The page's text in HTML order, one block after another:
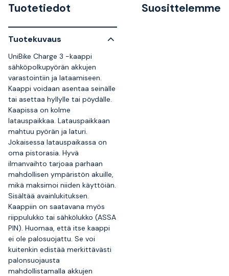
Tuotetiedot
Tuotekuvaus
UniBike Charge 3 -kaappi
sähköpolkupyörän akkujen
varastointiin ja lataamiseen.
Kaappi voidaan asentaa seinälle
tai asettaa hyllylle tai pöydälle.
Kaapissa on kolme
latauspaikkaa. Latauspaikkaan
mahtuu pyörän ja laturi.
Jokaisessa latauspaikassa on
oma pistorasia. Hyvä
ilmanvaihto tarjoaa parhaan
mahdollisen ympäristön akuille,
mikä maksimoi niiden käyttöiän.
Sisältää avainlukituksen.
Kaappiin on saatavana myös
riippulukko tai sähkölukko (ASSA
PIN). Huomaa, että itse kaappi
ei ole palosuojattu. Se voi
kuitenkin edistää merkittävästi
palonsuojausta
mahdollistamalla akkujen
Suosittelemme